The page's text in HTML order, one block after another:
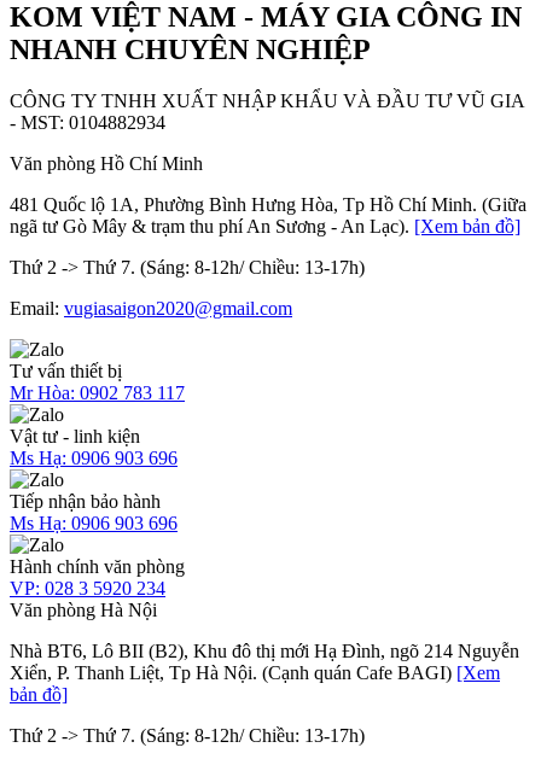
KOM VIỆT NAM - MÁY GIA CÔNG IN
NHANH CHUYÊN NGHIỆP
CÔNG TY TNHH XUẤT NHẬP KHẨU VÀ ĐẦU TƯ VŨ GIA
- MST: 0104882934
Văn phòng Hồ Chí Minh
481 Quốc lộ 1A, Phường Bình Hưng Hòa, Tp Hồ Chí Minh. (Giữa
ngã tư Gò Mây & trạm thu phí An Sương - An Lạc). [Xem bản đồ]
Thứ 2 -> Thứ 7. (Sáng: 8-12h/ Chiều: 13-17h)
Email: vugiasaigon2020@gmail.com
Tư vấn thiết bị
Mr Hòa: 0902 783 117
Vật tư - linh kiện
Ms Hạ: 0906 903 696
Tiếp nhận bảo hành
Ms Hạ: 0906 903 696
Hành chính văn phòng
VP: 028 3 5920 234
Văn phòng Hà Nội
Nhà BT6, Lô BII (B2), Khu đô thị mới Hạ Đình, ngõ 214 Nguyễn
Xiển, P. Thanh Liệt, Tp Hà Nội. (Cạnh quán Cafe BAGI) [Xem
bản đồ]
Thứ 2 -> Thứ 7. (Sáng: 8-12h/ Chiều: 13-17h)